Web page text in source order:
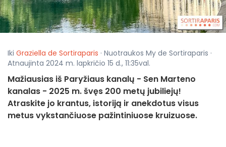
Iki Graziella de Sortiraparis · Nuotraukos My de Sortiraparis ·
Atnaujinta 2024 m. lapkričio 15 d., 11:35val.
Mažiausias iš Paryžiaus kanalų - Sen Marteno
kanalas - 2025 m. švęs 200 metų jubiliejų!
Atraskite jo krantus, istoriją ir anekdotus visus
metus vykstančiuose pažintiniuose kruizuose.